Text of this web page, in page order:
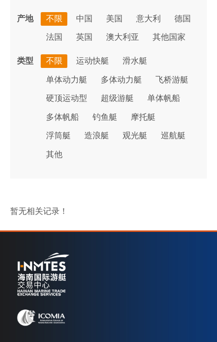
产地 不限 中国 美国 意大利 德国
法国 英国 澳大利亚 其他国家
类型 不限 运动快艇 滑水艇
单体动力艇 多体动力艇 飞桥游艇
硬顶运动型 超级游艇 单体帆船
多体帆船 钓鱼艇 摩托艇
浮筒艇 造浪艇 观光艇 巡航艇
其他
暂无相关记录！